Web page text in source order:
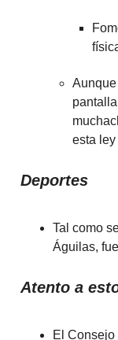
esta
Deportes
Tal como
Águilas,
Atento a
El